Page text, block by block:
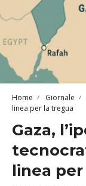
Home Giornale
linea per la tregua
Gaza,
linea